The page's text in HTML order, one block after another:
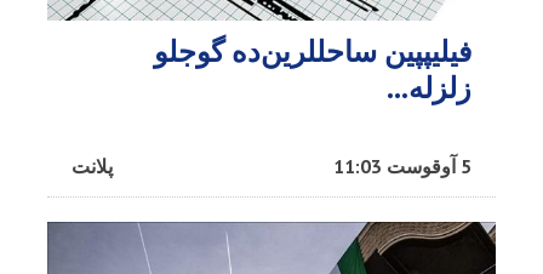
فیلیپپین ساحللرین‌ده گوجلو
زلزله...
پلانت 5 آوقوست 11:03